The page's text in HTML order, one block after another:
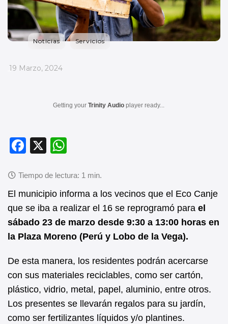
Noticias Servicios
_
19 Marzo, 2024
Getting your Trinity Audio player ready...
F
c
e
b
o
o
k
X
at
s
A
p
p
El municipio informa a los vecinos que el Eco Canje
que se iba a realizar el 16 se reprogramó para el
sábado 23 de marzo desde 9:30 a 13:00 horas en
la Plaza Moreno (Perú y Lobo de la Vega).
De esta manera, los residentes podrán acercarse
con sus materiales reciclables, como ser cartón,
plástico, vidrio, metal, papel, aluminio, entre otros.
Los presentes se llevarán regalos para su jardín,
como ser fertilizantes líquidos y/o plantines.